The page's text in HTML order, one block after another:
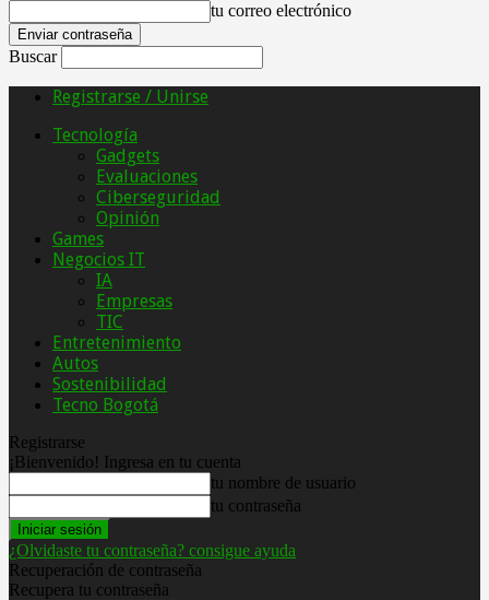
tu correo electrónico
Buscar
Registrarse / Unirse
Tecnología
Gadgets
Evaluaciones
Ciberseguridad
Opinión
Games
Negocios IT
IA
Empresas
TIC
Entretenimiento
Autos
Sostenibilidad
Tecno Bogotá
Registrarse
¡Bienvenido! Ingresa en tu cuenta
tu nombre de usuario
tu contraseña
¿Olvidaste tu contraseña? consigue ayuda
Recuperación de contraseña
Recupera tu contraseña